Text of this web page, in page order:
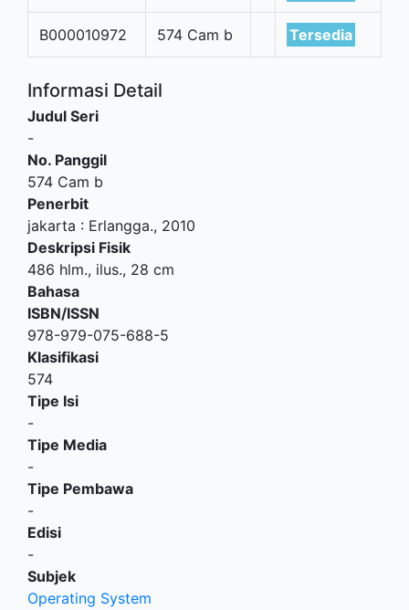
B000010972 574 Cam b Tersedia
Informasi Detail
Judul Seri
-
No. Panggil
574 Cam b
Penerbit
jakarta : Erlangga., 2010
Deskripsi Fisik
486 hlm., ilus., 28 cm
Bahasa
ISBN/ISSN
978-979-075-688-5
Klasifikasi
574
Tipe Isi
-
Tipe Media
-
Tipe Pembawa
-
Edisi
-
Subjek
Operating System